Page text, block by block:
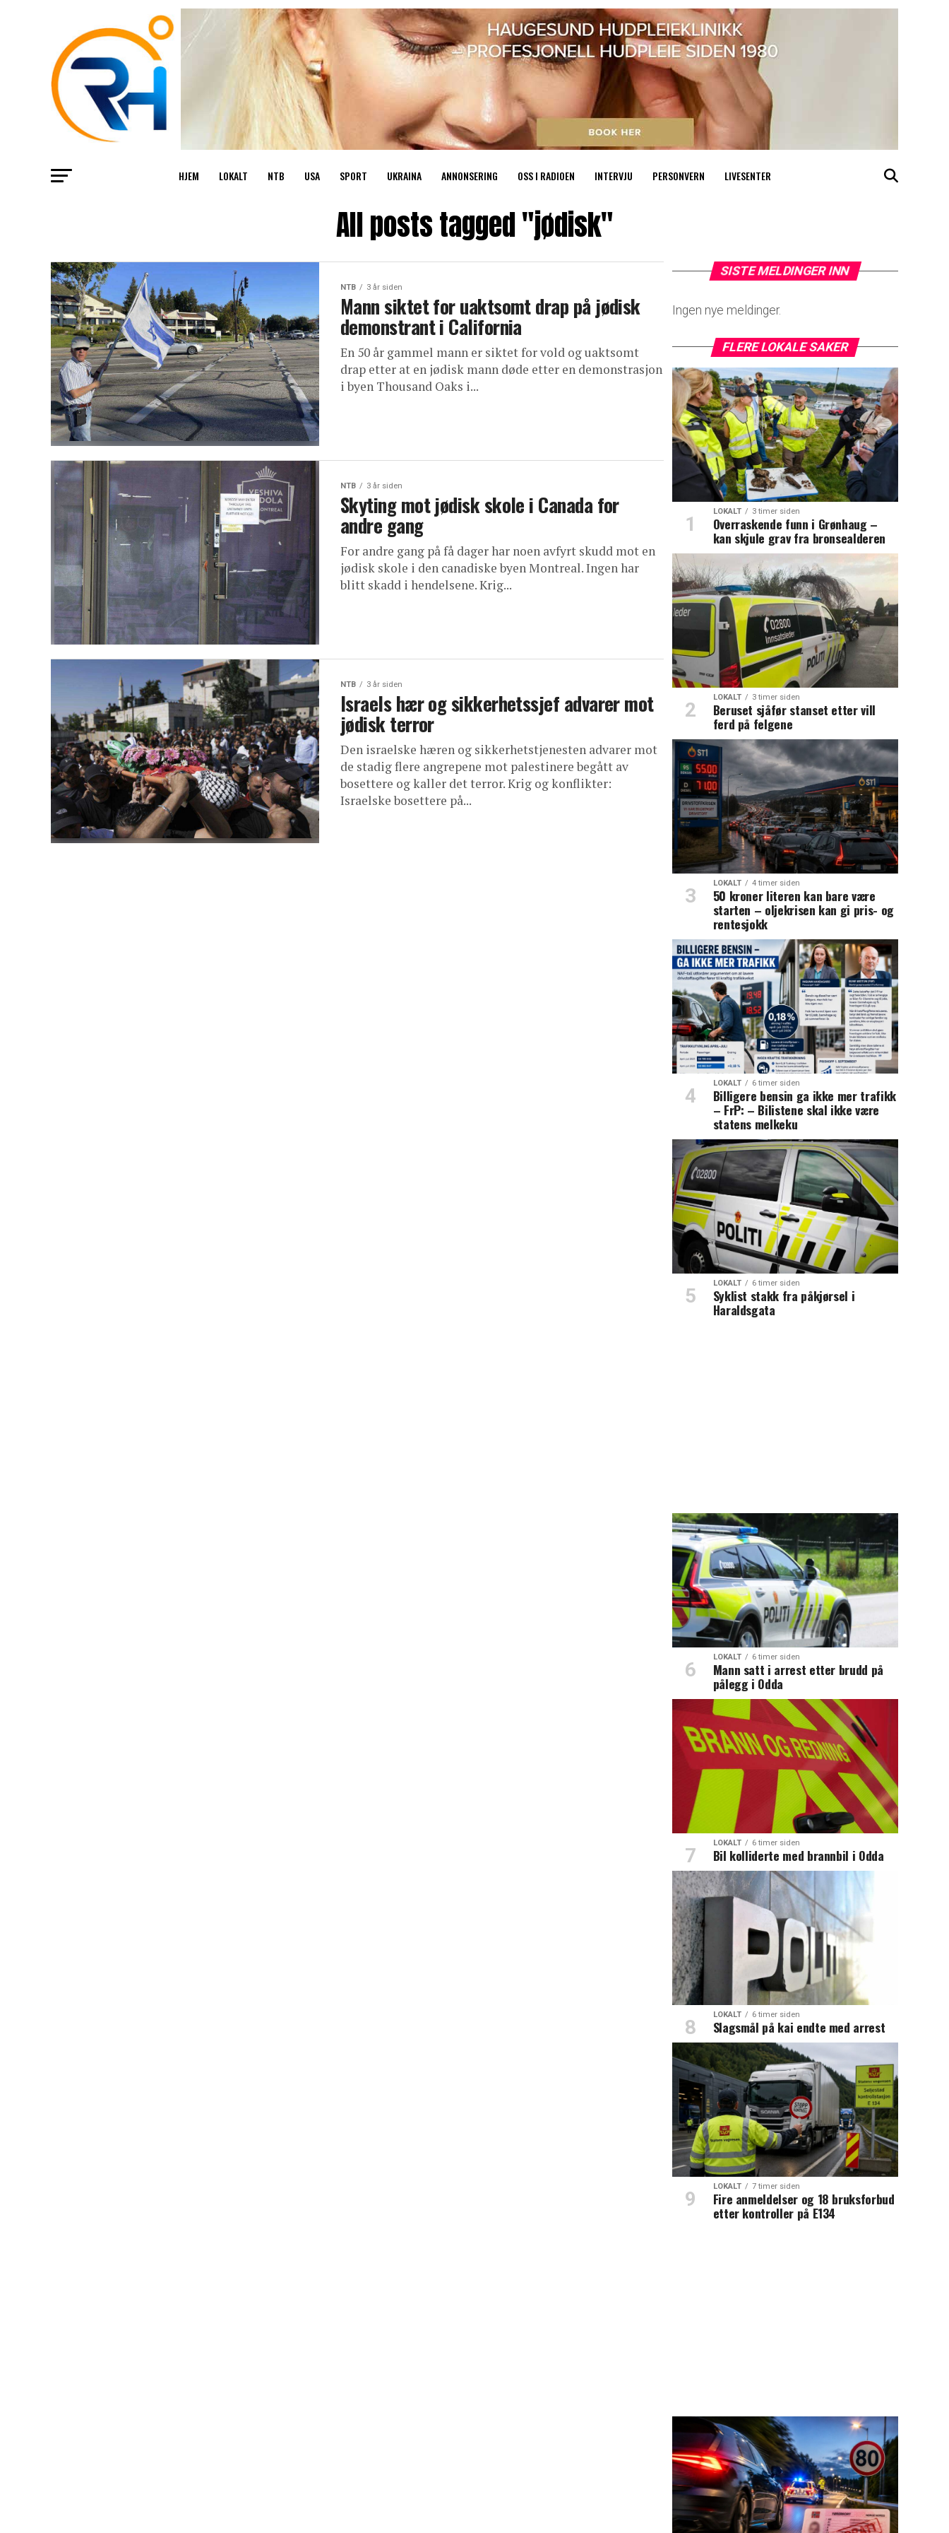
HJEM LOKALT NTB USA SPORT UKRAINA ANNONSERING OSS I RADIOEN INTERVJU PERSONVERN LIVESENTER
All posts tagged "jødisk"
NTB 3 år siden
Mann siktet for uaktsomt drap på jødisk
demonstrant i California
En 50 år gammel mann er siktet for vold og uaktsomt
drap etter at en jødisk mann døde etter en demonstrasjon
i byen Thousand Oaks i...
NTB 3 år siden
Skyting mot jødisk skole i Canada for
andre gang
For andre gang på få dager har noen avfyrt skudd mot en
jødisk skole i den canadiske byen Montreal. Ingen har
blitt skadd i hendelsene. Krig...
NTB 3 år siden
Israels hær og sikkerhetssjef advarer mot
jødisk terror
Den israelske hæren og sikkerhetstjenesten advarer mot
de stadig flere angrepene mot palestinere begått av
bosettere og kaller det terror. Krig og konflikter:
Israelske bosettere på...
SISTE MELDINGER INN
Ingen nye meldinger.
FLERE LOKALE SAKER
LOKALT 3 timer siden
Overraskende funn i Grønhaug –
kan skjule grav fra bronsealderen
LOKALT 3 timer siden
Beruset sjåfør stanset etter vill
ferd på felgene
LOKALT 4 timer siden
50 kroner literen kan bare være
starten – oljekrisen kan gi pris- og
rentesjokk
LOKALT 6 timer siden
Billigere bensin ga ikke mer trafikk
– FrP: – Bilistene skal ikke være
statens melkeku
LOKALT 6 timer siden
Syklist stakk fra påkjørsel i
Haraldsgata
LOKALT 6 timer siden
Mann satt i arrest etter brudd på
pålegg i Odda
LOKALT 6 timer siden
Bil kolliderte med brannbil i Odda
LOKALT 6 timer siden
Slagsmål på kai endte med arrest
LOKALT 7 timer siden
Fire anmeldelser og 18 bruksforbud
etter kontroller på E134